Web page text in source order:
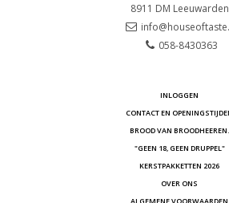
8911 DM Leeuwarden
058-8430363
INLOGGEN
CONTACT EN
BROOD VAN BROODHEEREN.
"GEEN 18, GEEN DRUPPEL"
KERSTPAKKETTEN 2026
OVER ONS